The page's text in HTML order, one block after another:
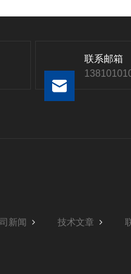
联系邮箱
新闻 技术文章